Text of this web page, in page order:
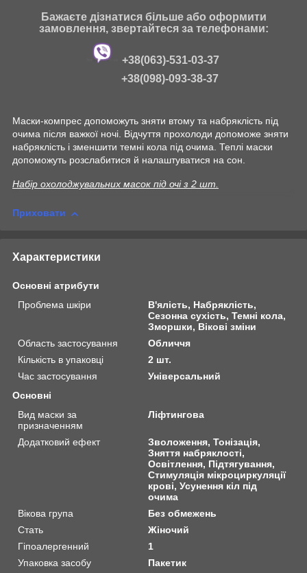
Набір охолоджувальних масок під очі з 2 шт.
Маски-компрес допоможуть зняти втому та набряклість під
очима після важкої ночі. Відчуття прохолоди допоможе зняти
набряклість і зменшити темні кола під очима. Теплі маски
допоможуть розслабитися й налаштуватися на сон.
Бажаєте дізнатися більше або оформити
замовлення, звертайтеся за телефонами:
+38(063)-531-03-37
+38(098)-093-38-37
Приховати
Характеристики
Основні атрибути
Проблема шкіри
В'ялість, Набряклість,
Сезонна сухість, Темні кола,
Зморшки, Вікові зміни
Область застосування
Обличчя
Кількість в упаковці
2 шт.
Час застосування
Універсальний
Основні
Вид маски за
призначенням
Ліфтингова
Додатковий ефект
Зволоження, Тонізація,
Зняття набряклості,
Освітлення, Підтягування,
Стимуляція мікроциркуляції
крові, Усунення кіл під
очима
Вікова група
Без обмежень
Стать
Жіночий
Гіпоалергенний
1
Упаковка засобу
Пакетик